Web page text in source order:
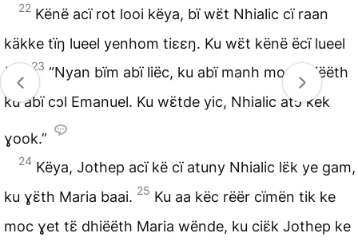
22 Kënë acï rot looi këya, bï wɛ̈t Nhialic cï raan
käkke tïŋ lueel yenhom tiɛɛŋ. Ku wɛ̈t kënë ëcï lueel
ëlä,23 “Nyan bïm abï liëc, ku abï manh moc dhiëëth
ku abï cɔl Emanuel. Ku wɛ̈tde yic, Nhialic atɔ̈ kek
ɣook.”
24 Këya, Jothep acï kë cï atuny Nhialic lɛ̈k ye gam,
ku ɣɛ̈th Maria baai. 25 Ku aa këc rëër cïmën tik ke
moc ɣet tɛ̈ dhiëëth Maria wënde, ku ciɛ̈k Jothep ke